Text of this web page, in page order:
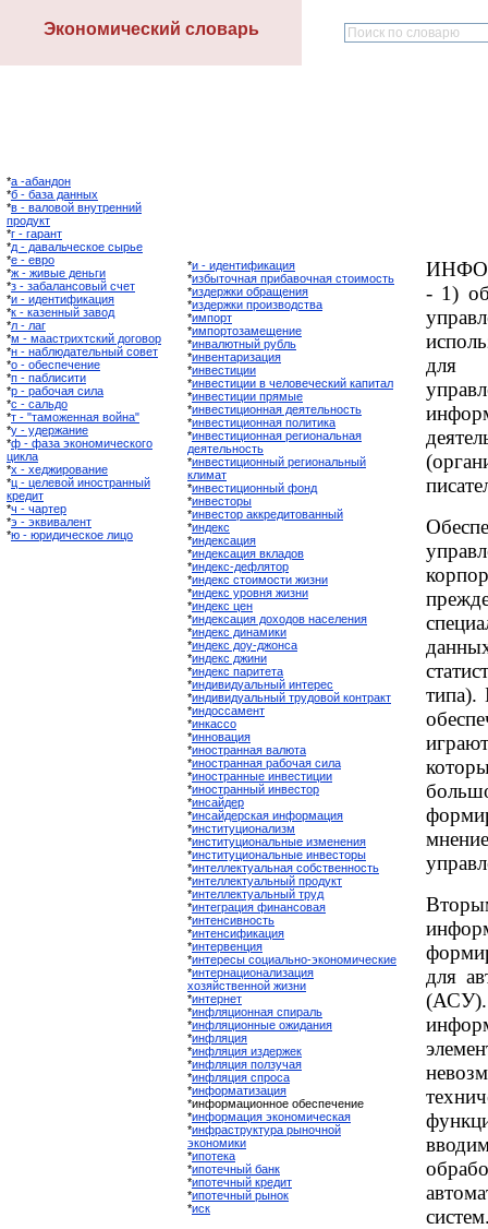
Экономический словарь
*а -абандон
*б - база данных
*в - валовой внутренний
продукт
*г - гарант
*д - давальческое сырье
*е - евро
*ж - живые деньги
*з - забалансовый счет
*и - идентификация
*к - казенный завод
*л - лаг
*м - маастрихтский договор
*н - наблюдательный совет
*о - обеспечение
*п - паблисити
*р - рабочая сила
*с - сальдо
*т - "таможенная война"
*у - удержание
*ф - фаза экономического
цикла
*х - хеджирование
*ц - целевой иностранный
кредит
*ч - чартер
*э - эквивалент
*ю - юридическое лицо
*и - идентификация
*избыточная прибавочная стоимость
*издержки обращения
*издержки производства
*импорт
*импортозамещение
*инвалютный рубль
*инвентаризация
*инвестиции
*инвестиции в человеческий капитал
*инвестиции прямые
*инвестиционная деятельность
*инвестиционная политика
*инвестиционная региональная
деятельность
*инвестиционный региональный
климат
*инвестиционный фонд
*инвесторы
*инвестор аккредитованный
*индекс
*индексация
*индексация вкладов
*индекс-дефлятор
*индекс стоимости жизни
*индекс уровня жизни
*индекс цен
*индексация доходов населения
*индекс динамики
*индекс доу-джонса
*индекс джини
*индекс паритета
*индивидуальный интерес
*индивидуальный трудовой контракт
*индоссамент
*инкассо
*инновация
*иностранная валюта
*иностранная рабочая сила
*иностранные инвестиции
*иностранный инвестор
*инсайдер
*инсайдерская информация
*институционализм
*институциональные изменения
*институциональные инвесторы
*интеллектуальная собственность
*интеллектуальный продукт
*интеллектуальный труд
*интеграция финансовая
*интенсивность
*интенсификация
*интервенция
*интересы социально-экономические
*интернационализация
хозяйственной жизни
*интернет
*инфляционная спираль
*инфляционные ожидания
*инфляция
*инфляция издержек
*инфляция ползучая
*инфляция спроса
*информатизация
*информационное обеспечение
*информация экономическая
*инфраструктура рыночной
экономики
*ипотека
*ипотечный банк
*ипотечный кредит
*ипотечный рынок
*иск
- 1)
для
для